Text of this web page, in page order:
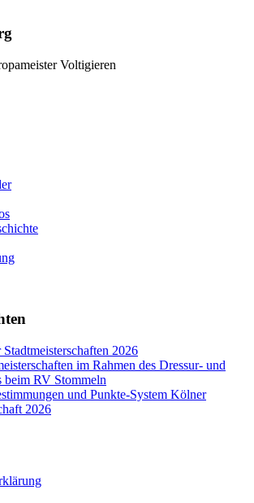
Voltigieren
2026
im Rahmen des Dressur- und
beim RV Stommeln
und Punkte-System Kölner
2026